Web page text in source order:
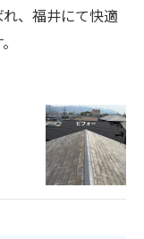
、福井にて快適